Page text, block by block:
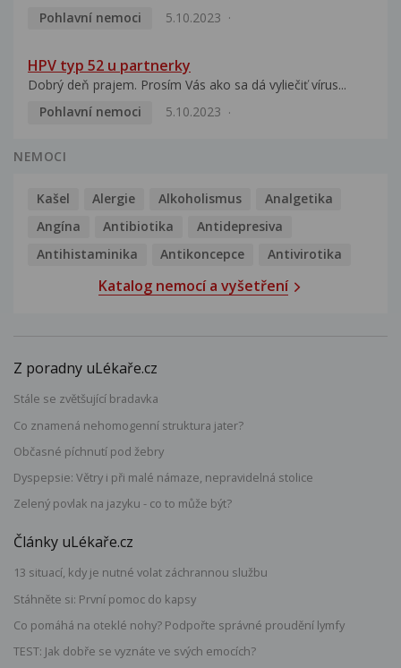
Pohlavní nemoci
5.10.2023
HPV typ 52 u partnerky
Dobrý deň prajem. Prosím Vás ako sa dá vyliečiť vírus...
Pohlavní nemoci
5.10.2023
NEMOCI
Kašel Alergie Alkoholismus
Analgetika
Angína
Antibiotika
Antidepresiva
Antihistaminika
Antikoncepce Antivirotika
Katalog nemocí a vyšetření
Z poradny uLékaře.cz
Stále se zvětšující bradavka
Co znamená nehomogenní struktura jater?
Občasné píchnutí pod žebry
Dyspepsie: Větry i při malé námaze, nepravidelná stolice
Zelený povlak na jazyku - co to může být?
Články uLékaře.cz
13 situací, kdy je nutné volat záchrannou službu
Stáhněte si: První pomoc do kapsy
Co pomáhá na oteklé nohy? Podpořte správné proudění lymfy
TEST: Jak dobře se vyznáte ve svých emocích?